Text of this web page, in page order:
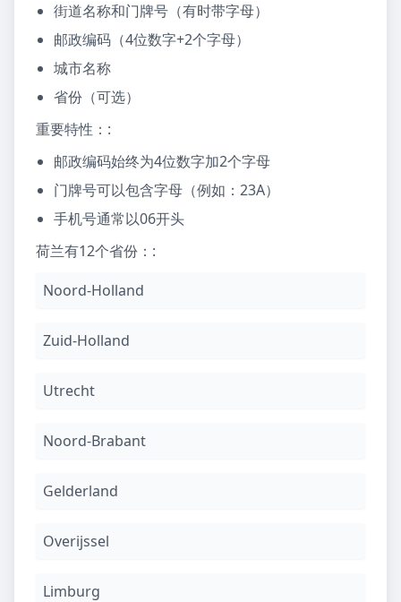
街道名称和门牌号（有时带字母）
邮政编码（4位数字+2个字母）
城市名称
省份（可选）
重要特性： :
邮政编码始终为4位数字加2个字母
门牌号可以包含字母（例如：23A）
手机号通常以06开头
荷兰有12个省份： :
Noord-Holland
Zuid-Holland
Utrecht
Noord-Brabant
Gelderland
Overijssel
Limburg